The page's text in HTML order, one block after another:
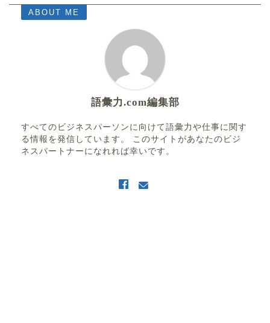
ABOUT ME
語彙力.com編集部
すべてのビジネスパーソンに向けて語彙力や仕事に関す
る情報を発信しています。 このサイトがあなたのビジ
ネスパートナーになれれば幸いです。